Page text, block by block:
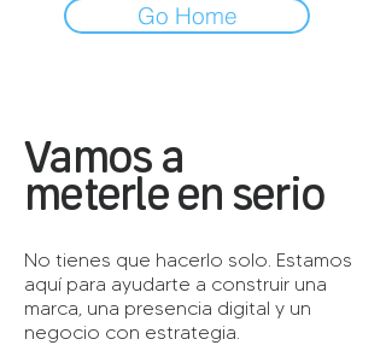
Go Home
Vamos a
meterle en serio
No tienes que hacerlo solo. Estamos
aquí para ayudarte a construir una
marca, una presencia digital y un
negocio con estrategia.